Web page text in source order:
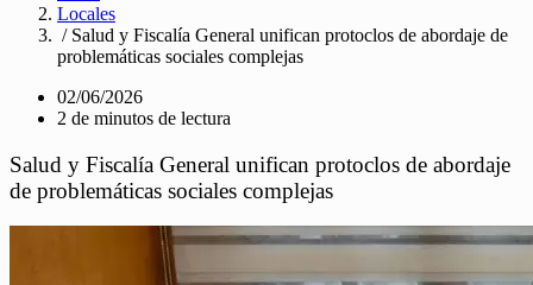
Locales
/ Salud y Fiscalía General unifican protoclos de abordaje de
problemáticas sociales complejas
02/06/2026
2 de minutos de lectura
Salud y Fiscalía General unifican protoclos de abordaje
de problemáticas sociales complejas